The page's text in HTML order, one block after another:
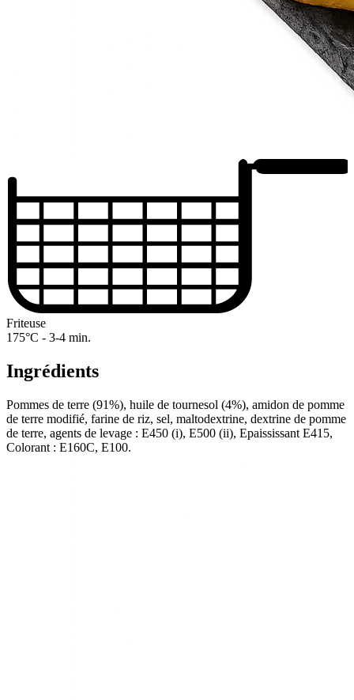
Friteuse
175°C - 3-4 min.
Ingrédients
Pommes de terre (91%), huile de tournesol (4%), amidon de pomme
de terre modifié, farine de riz, sel, maltodextrine, dextrine de pomme
de terre, agents de levage : E450 (i), E500 (ii), Epaississant E415,
Colorant : E160C, E100.